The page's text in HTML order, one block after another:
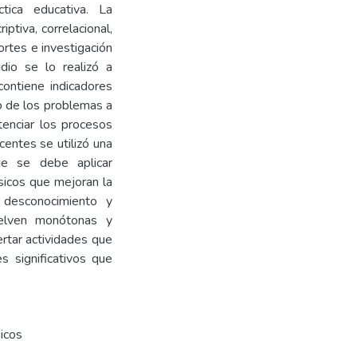
educativa. La
correlacional,
e investigación
se lo realizó a
indicadores
de los problemas a
los procesos
se utilizó una
se debe aplicar
que mejoran la
y
monótonas y
actividades que
significativos que